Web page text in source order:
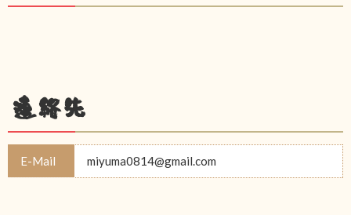
連絡先
E-Mail miyuma0814@gmail.com